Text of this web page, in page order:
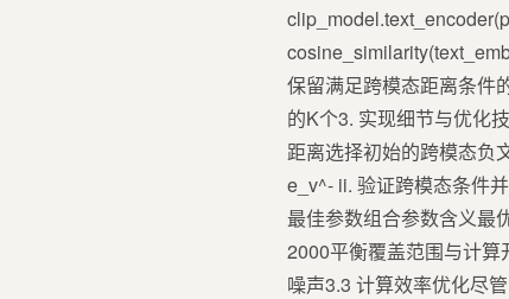
保留满足跨模态距离条件
的K个3. 实现细节与优化
距离选择初始的跨模态负
e_v^- ii. 验证跨模态条件
最佳参数组合参数含义最
2000平衡覆盖范围与计
噪声3.3 计算效率优化尽